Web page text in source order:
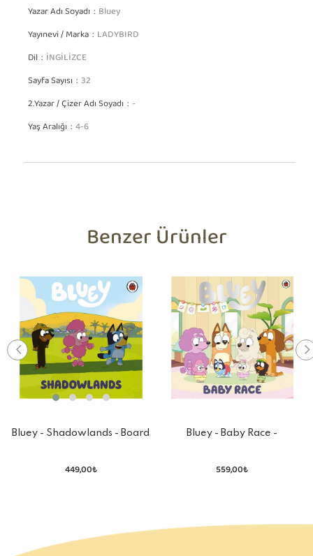
Yazar Adı Soyadı Bluey
Yayınevi / Marka LADYBIRD
Dil İNGİLİZCE
Sayfa Sayısı 32
2.Yazar / Çizer Adı Soyadı -
Yaş Aralığı 4-6
Benzer Ürünler
Bluey - Shadowlands - Board
449,00₺
Bluey - Baby Race -
559,00₺